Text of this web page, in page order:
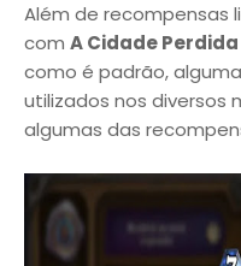
Além de recompensas
com A Cidade
como é padrão,
utilizados nos diversos
algumas das